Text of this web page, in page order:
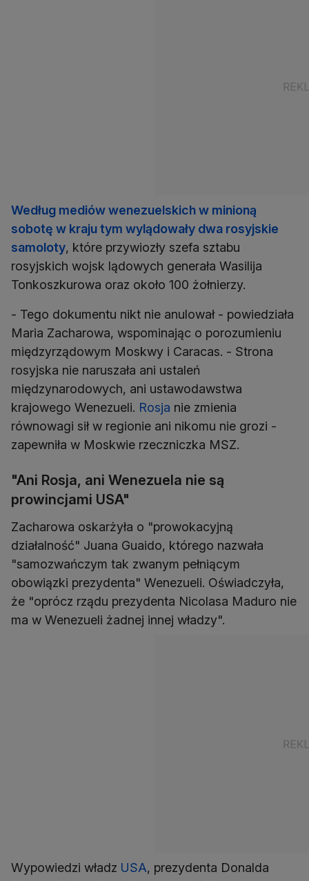
Według mediów wenezuelskich w minioną
sobotę w kraju tym wylądowały dwa rosyjskie
samoloty, które przywiozły szefa sztabu
rosyjskich wojsk lądowych generała Wasilija
Tonkoszkurowa oraz około 100 żołnierzy.
- Tego dokumentu nikt nie anulował - powiedziała
Maria Zacharowa, wspominając o porozumieniu
międzyrządowym Moskwy i Caracas. - Strona
rosyjska nie naruszała ani ustaleń
międzynarodowych, ani ustawodawstwa
krajowego Wenezueli. Rosja nie zmienia
równowagi sił w regionie ani nikomu nie grozi -
zapewniła w Moskwie rzeczniczka MSZ.
"Ani Rosja, ani Wenezuela nie są
prowincjami USA"
Zacharowa oskarżyła o "prowokacyjną
działalność" Juana Guaido, którego nazwała
"samozwańczym tak zwanym pełniącym
obowiązki prezydenta" Wenezueli. Oświadczyła,
że "oprócz rządu prezydenta Nicolasa Maduro nie
ma w Wenezueli żadnej innej władzy".
Wypowiedzi władz USA, prezydenta Donalda